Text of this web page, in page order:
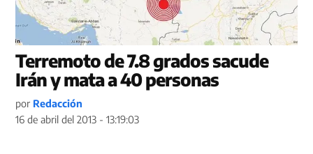
Terremoto de 7.8 grados sacude
Irán y mata a 40 personas
por Redacción
16 de abril del 2013 - 13:19:03